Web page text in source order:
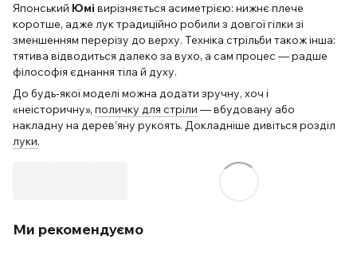
Японський Юмі вирізняється асиметрією: нижнє плече
коротше, адже лук традиційно робили з довгої гілки зі
зменшенням перерізу до верху. Техніка стрільби також інша:
тятива відводиться далеко за вухо, а сам процес — радше
філософія єднання тіла й духу.
До будь-якої моделі можна додати зручну, хоч і
«неісторичну», поличку для стріли — вбудовану або
накладну на дерев’яну рукоять. Докладніше дивіться розділ
луки.
Ми рекомендуємо